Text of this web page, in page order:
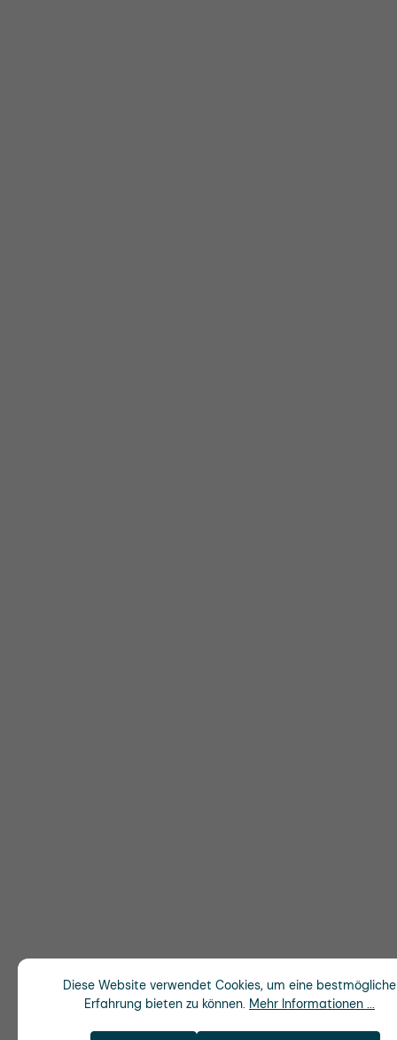
Diese Website verwendet Cookies, um eine bestmögliche
Erfahrung bieten zu können. Mehr Informationen ...